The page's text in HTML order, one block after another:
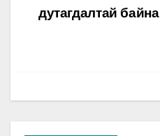
дутагдалтай байна